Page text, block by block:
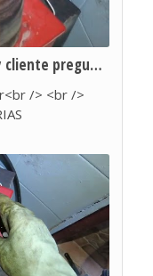
Averías en caldera Sierra calor y cliente preguntón
/> <br />
no funciona ,
/> Se
más extenso.
de este
/>
UC4MWeYtB2J